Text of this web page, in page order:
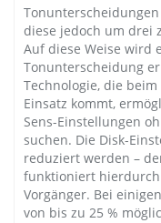
diese jedoch um drei
Auf diese Weise wird
Tonunterscheidung
Technologie, die beim
Einsatz kommt,
Sens-Einstellungen
suchen. Die Disk-
reduziert werden –
funktioniert
Vorgänger. Bei
von bis zu 25 %